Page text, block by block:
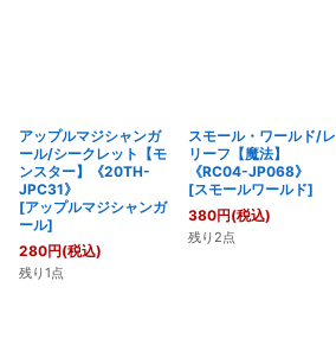
アップルマジシャンガ
ール/シークレット【モ
ンスター】《20TH-
JPC31》
[アップルマジシャンガ
ール]
280円(税込)
残り1点
スモール・ワールド/レ
リーフ【魔法】
《RC04-JP068》
[スモールワールド]
380円(税込)
残り2点